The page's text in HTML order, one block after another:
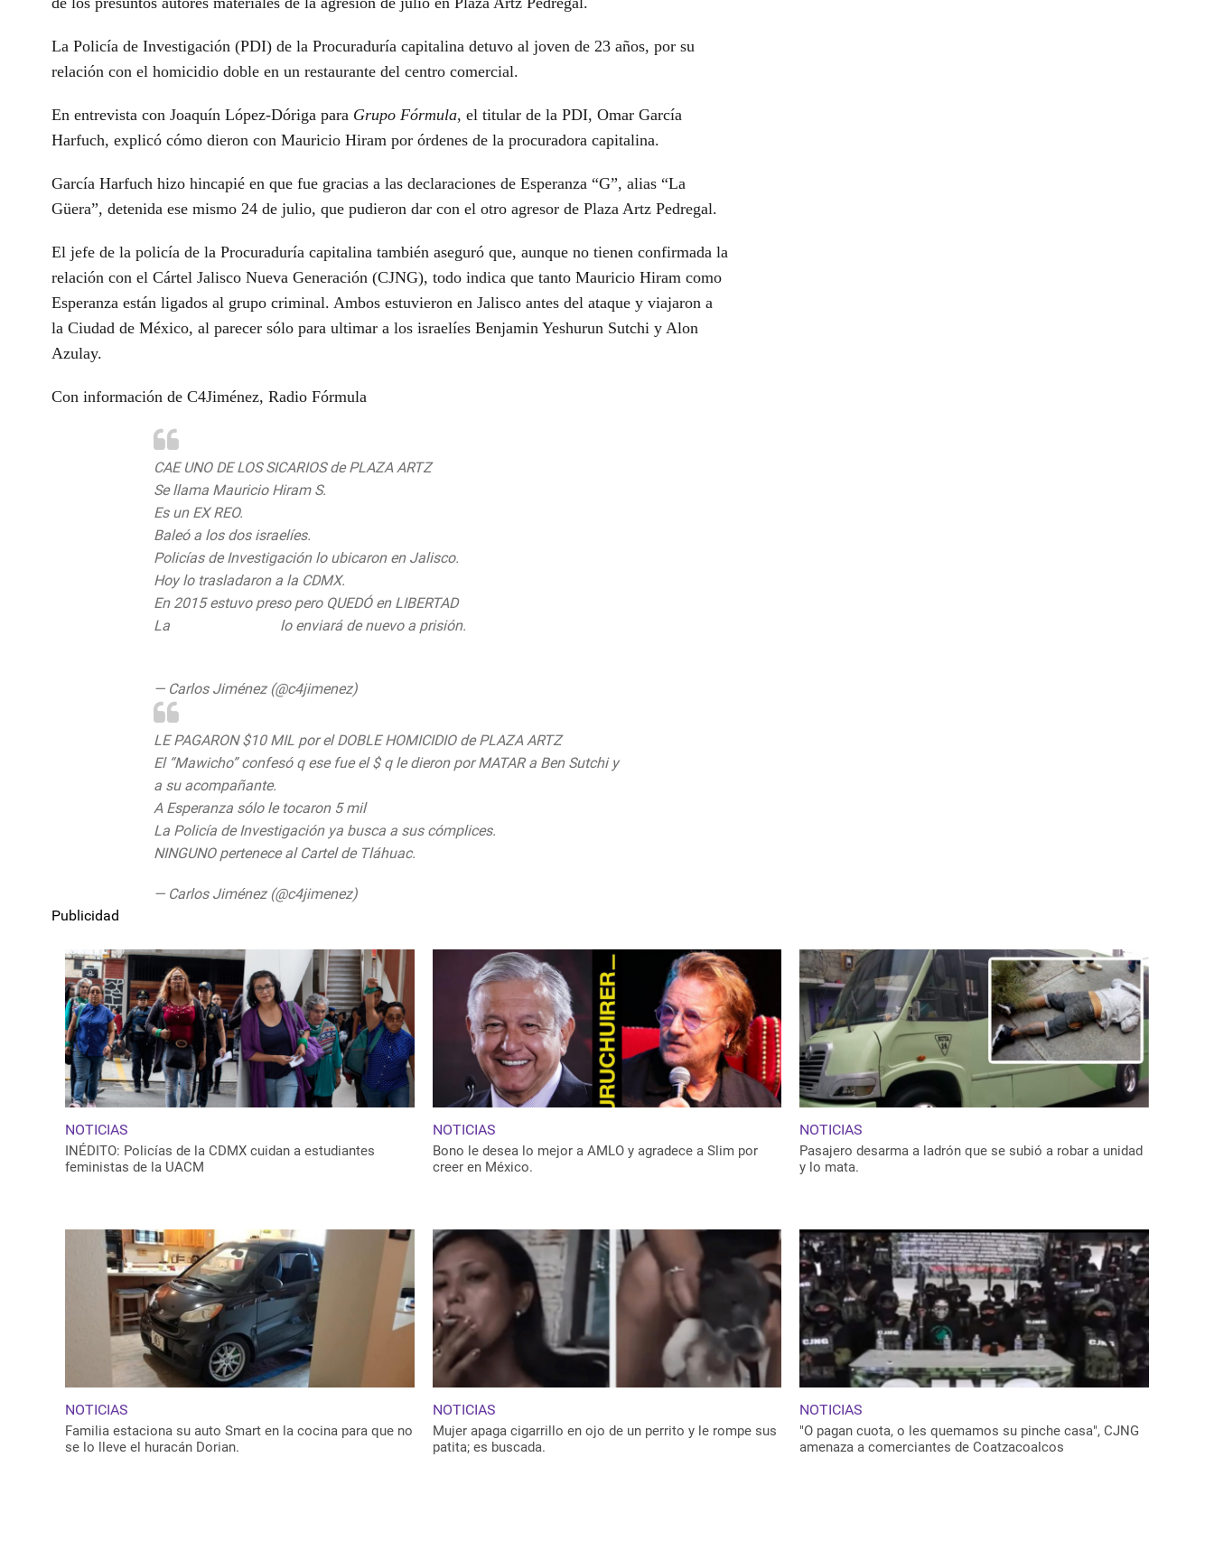
La Policía de Investigación (PDI) de la Procuraduría capitalina detuvo al joven de 23 años, por su
relación con el homicidio doble en un restaurante del centro comercial.
En entrevista con Joaquín López-Dóriga para Grupo Fórmula, el titular de la PDI, Omar García
Harfuch, explicó cómo dieron con Mauricio Hiram por órdenes de la procuradora capitalina.
García Harfuch hizo hincapié en que fue gracias a las declaraciones de Esperanza “G”, alias “La
Güera”, detenida ese mismo 24 de julio, que pudieron dar con el otro agresor de Plaza Artz Pedregal.
El jefe de la policía de la Procuraduría capitalina también aseguró que, aunque no tienen confirmada la
relación con el Cártel Jalisco Nueva Generación (CJNG), todo indica que tanto Mauricio Hiram como
Esperanza están ligados al grupo criminal. Ambos estuvieron en Jalisco antes del ataque y viajaron a
la Ciudad de México, al parecer sólo para ultimar a los israelíes Benjamin Yeshurun Sutchi y Alon
Azulay.
Con información de C4Jiménez, Radio Fórmula
CAE UNO DE LOS SICARIOS de PLAZA ARTZ
Se llama Mauricio Hiram S.
Es un EX REO.
Baleó a los dos israelíes.
Policías de Investigación lo ubicaron en Jalisco.
Hoy lo trasladaron a la CDMX.
En 2015 estuvo preso pero QUEDÓ en LIBERTAD
La
lo enviará de nuevo a prisión.
— Carlos Jiménez (@c4jimenez)
LE PAGARON $10 MIL por el DOBLE HOMICIDIO de PLAZA ARTZ
El “Mawicho” confesó q ese fue el $ q le dieron por MATAR a Ben Sutchi y
a su acompañante.
A Esperanza sólo le tocaron 5 mil
La Policía de Investigación ya busca a sus cómplices.
NINGUNO pertenece al Cartel de Tláhuac.
— Carlos Jiménez (@c4jimenez)
Publicidad
NOTICIAS
INÉDITO: Policías de la CDMX cuidan a estudiantes
feministas de la UACM
NOTICIAS
Bono le desea lo mejor a AMLO y agradece a Slim por
creer en México.
NOTICIAS
Pasajero desarma a ladrón que se subió a robar a unidad
y lo mata.
NOTICIAS
Familia estaciona su auto Smart en la cocina para que no
se lo lleve el huracán Dorian.
NOTICIAS
Mujer apaga cigarrillo en ojo de un perrito y le rompe sus
patita; es buscada.
NOTICIAS
"O pagan cuota, o les quemamos su pinche casa", CJNG
amenaza a comerciantes de Coatzacoalcos